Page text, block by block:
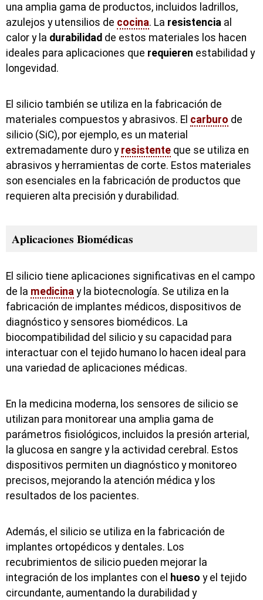
una amplia gama de productos, incluidos ladrillos,
azulejos y utensilios de cocina. La resistencia al
calor y la durabilidad de estos materiales los hacen
ideales para aplicaciones que requieren estabilidad y
longevidad.
El silicio también se utiliza en la fabricación de
materiales compuestos y abrasivos. El carburo de
silicio (SiC), por ejemplo, es un material
extremadamente duro y resistente que se utiliza en
abrasivos y herramientas de corte. Estos materiales
son esenciales en la fabricación de productos que
requieren alta precisión y durabilidad.
Aplicaciones Biomédicas
El silicio tiene aplicaciones significativas en el campo
de la medicina y la biotecnología. Se utiliza en la
fabricación de implantes médicos, dispositivos de
diagnóstico y sensores biomédicos. La
biocompatibilidad del silicio y su capacidad para
interactuar con el tejido humano lo hacen ideal para
una variedad de aplicaciones médicas.
En la medicina moderna, los sensores de silicio se
utilizan para monitorear una amplia gama de
parámetros fisiológicos, incluidos la presión arterial,
la glucosa en sangre y la actividad cerebral. Estos
dispositivos permiten un diagnóstico y monitoreo
precisos, mejorando la atención médica y los
resultados de los pacientes.
Además, el silicio se utiliza en la fabricación de
implantes ortopédicos y dentales. Los
recubrimientos de silicio pueden mejorar la
integración de los implantes con el hueso y el tejido
circundante, aumentando la durabilidad y